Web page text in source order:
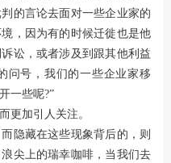
的言论去面对一些企业家的
，因为有的时候迁徙也是他
讼，或者涉及到跟其他利益
问号，我们的一些企业家移
一些呢?”
更加引人关注。
隐藏在这些现象背后的，则
尖上的瑞幸咖啡，当我们去